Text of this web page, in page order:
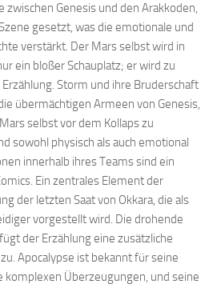
zwischen Genesis und den Arakkoden,
gesetzt, was die emotionale und
verstärkt. Der Mars selbst wird in
ein bloßer Schauplatz; er wird zu
Storm und ihre Bruderschaft
übermächtigen Armeen von Genesis,
selbst vor dem Kollaps zu
sowohl physisch als auch emotional
innerhalb ihres Teams sind ein
Ein zentrales Element der
der letzten Saat von Okkara, die als
vorgestellt wird. Die drohende
der Erzählung eine zusätzliche
Apocalypse ist bekannt für seine
komplexen Überzeugungen, und seine